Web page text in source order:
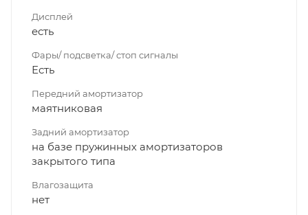
Дисплей
есть
Фары/ подсветка/ стоп сигналы
Есть
Передний амортизатор
маятниковая
Задний амортизатор
на базе пружинных амортизаторов
закрытого типа
Влагозащита
нет